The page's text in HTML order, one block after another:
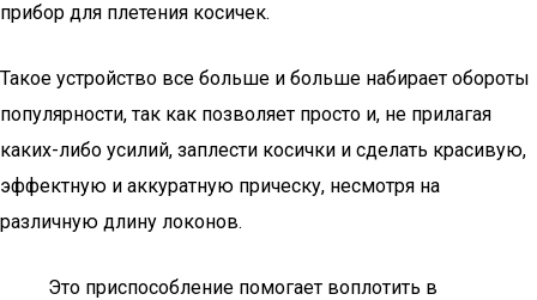
прибор для плетения косичек.
Такое устройство все больше и больше набирает обороты
популярности, так как позволяет просто и, не прилагая
каких-либо усилий, заплести косички и сделать красивую,
эффектную и аккуратную прическу, несмотря на
различную длину локонов.
Это приспособление помогает воплотить в